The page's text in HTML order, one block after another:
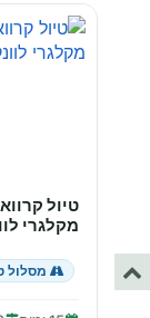
מקלגרי
מסלול